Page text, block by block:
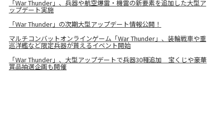
「War Thunder」、兵器や航空爆雷・機雷の新要素を追加した大型ア
ップデート実施
「War Thunder」の次期大型アップデート情報公開！
マルチコンバットオンラインゲーム「War Thunder」、装輪戦車や重
巡洋艦など限定兵器が貰えるイベント開始
「War Thunder」、大型アップデートで兵器30種追加 宝くじや豪華
賞品抽選企画も開催